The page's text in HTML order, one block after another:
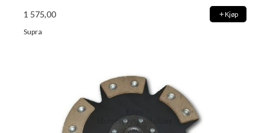
1 575,00 Kjøp
Supra